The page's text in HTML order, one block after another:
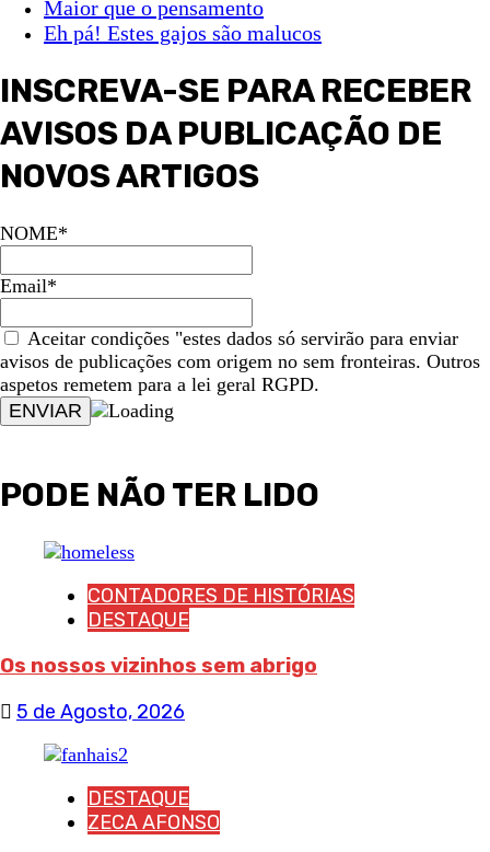
Maior que o pensamento
Eh pá! Estes gajos são malucos
INSCREVA-SE PARA RECEBER
AVISOS DA PUBLICAÇÃO DE
NOVOS ARTIGOS
NOME*
Email*
Aceitar condições "estes dados só servirão para enviar
avisos de publicações com origem no sem fronteiras. Outros
aspetos remetem para a lei geral RGPD.
PODE NÃO TER LIDO
CONTADORES DE HISTÓRIAS
DESTAQUE
Os nossos vizinhos sem abrigo
5 de Agosto, 2026
DESTAQUE
ZECA AFONSO